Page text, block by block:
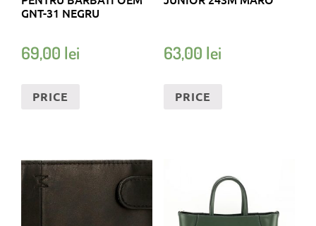
GNT-31 NEGRU
69,00 lei
PRICE
63,00 lei
PRICE